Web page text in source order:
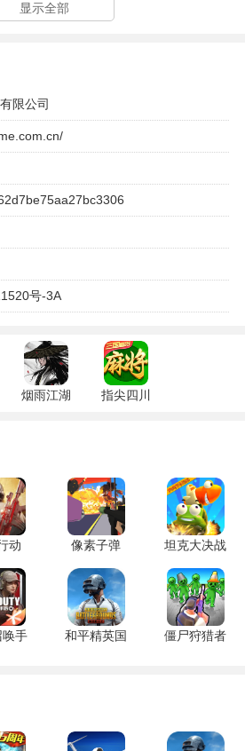
的活动与挑战也为游戏增添了不少
显示全部
限公司
号-3A
烟雨江湖
指尖四川
动
版
像素子弹
1.0.0 最新
版
坦克大决战
1.9482 安
卓版
唤手
和平精英国
僵尸狩猎者